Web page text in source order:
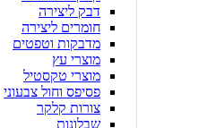
דבק ליצירה
חומרים ליצירה
מדבקות וטפטים
מוצרי עץ
מוצרי טקסטיל
פסיפס וחול צבעוני
צורות קלקר
שבלונות